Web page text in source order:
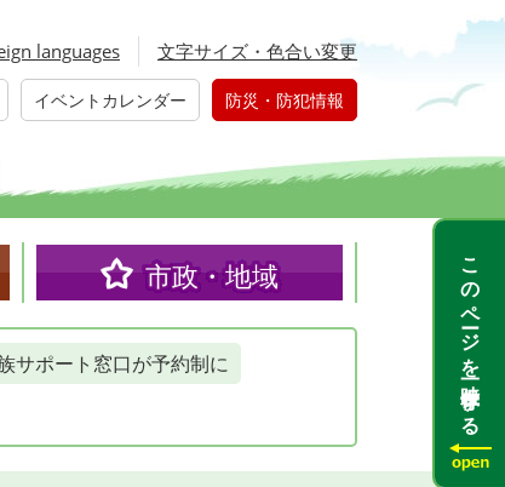
languages 文字サイズ・色合い変更
イベントカレンダー 防災・防犯情報
市政・地域
サポート窓口が予約制に
このページを一時保存する